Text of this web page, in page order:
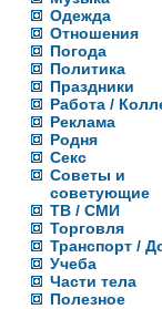
Одежда
Отношения
Погода
Политика
Праздники
Работа /
Реклама
Родня
Секс
Советы и
советующие
ТВ / СМИ
Торговля
Транспорт /
Учеба
Части тела
Полезное